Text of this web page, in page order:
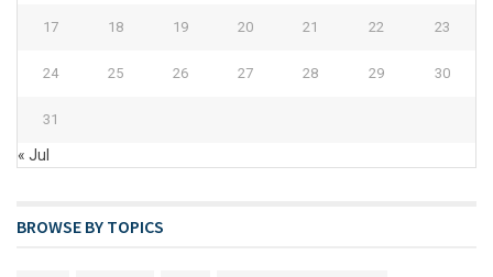
17 18 19 20 21 22 23
24 25 26 27 28 29 30
31
« Jul
BROWSE BY TOPICS